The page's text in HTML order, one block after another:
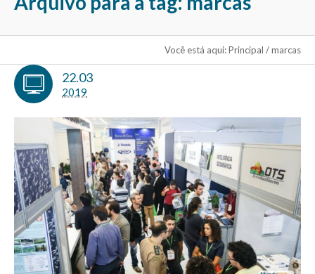
Você está aqui:Principal /marcas
22.03
2019